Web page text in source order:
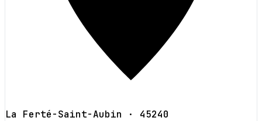
La Ferté-Saint-Aubin · 45240